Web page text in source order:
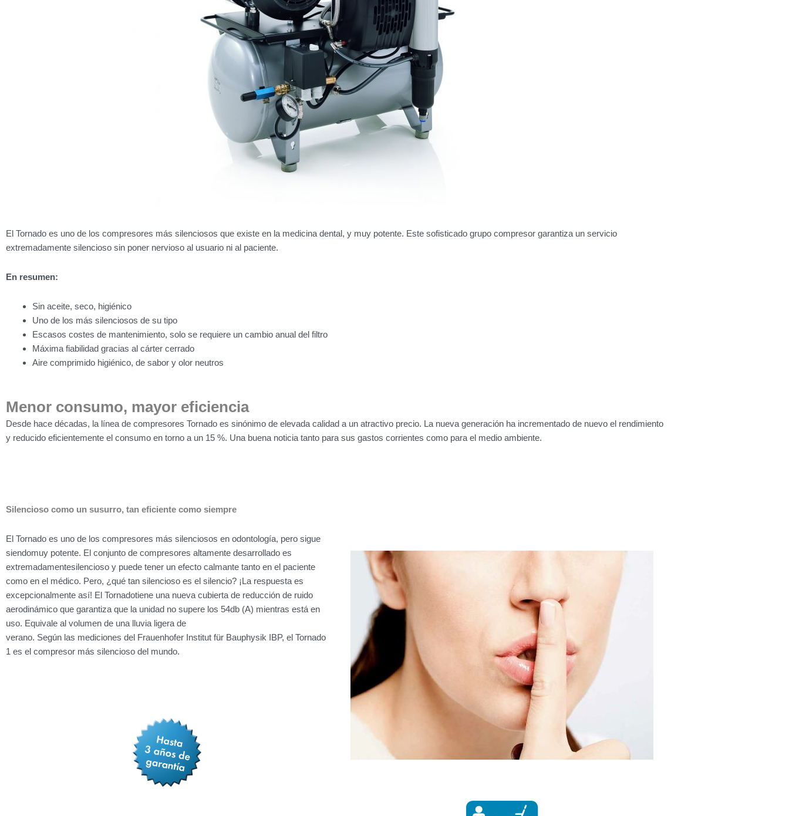
El Tornado es uno de los compresores más silenciosos que existe en la medicina dental, y muy potente. Este sofisticado grupo compresor garantiza un servicio
extremadamente silencioso sin poner nervioso al usuario ni al paciente.
En resumen:
Sin aceite, seco, higiénico
Uno de los más silenciosos de su tipo
Escasos costes de mantenimiento, solo se requiere un cambio anual del filtro
Máxima fiabilidad gracias al cárter cerrado
Aire comprimido higiénico, de sabor y olor neutros
Menor consumo, mayor eficiencia
Desde hace décadas, la línea de compresores Tornado es sinónimo de elevada calidad a un atractivo precio. La nueva generación ha incrementado de nuevo el rendimiento
y reducido eficientemente el consumo en torno a un 15 %. Una buena noticia tanto para sus gastos corrientes como para el medio ambiente.
Silencioso como un susurro, tan eficiente como siempre
El Tornado es uno de los compresores más silenciosos en odontología, pero sigue
siendomuy potente. El conjunto de compresores altamente desarrollado es
extremadamentesilencioso y puede tener un efecto calmante tanto en el paciente
como en el médico. Pero, ¿qué tan silencioso es el silencio? ¡La respuesta es
excepcionalmente así! El Tornadotiene una nueva cubierta de reducción de ruido
aerodinámico que garantiza que la unidad no supere los 54db (A) mientras está en
uso. Equivale al volumen de una lluvia ligera de
verano. Según las mediciones del Frauenhofer Institut für Bauphysik IBP, el Tornado
1 es el compresor más silencioso del mundo.